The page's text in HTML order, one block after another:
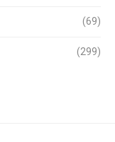
(69)
(299)